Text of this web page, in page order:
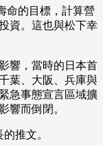
命的目標，計算營
資。這也與松下幸
響，當時的日本首
葉、大阪、兵庫與
急事態宣言區域擴
響而倒閉。
推文。